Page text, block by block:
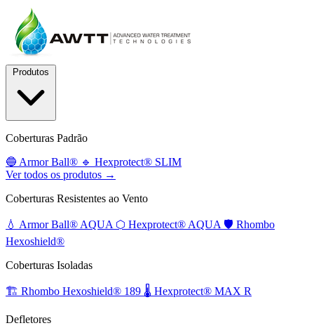
Coberturas Padrão
🔵 Armor Ball® 🔹 Hexprotect® SLIM
Ver todos os produtos →
Coberturas Resistentes ao Vento
💧 Armor Ball® AQUA ⬡ Hexprotect® AQUA 🛡️ Rhombo
Hexoshield®
Coberturas Isoladas
🏗️ Rhombo Hexoshield® 189 🌡️ Hexprotect® MAX R
Defletores